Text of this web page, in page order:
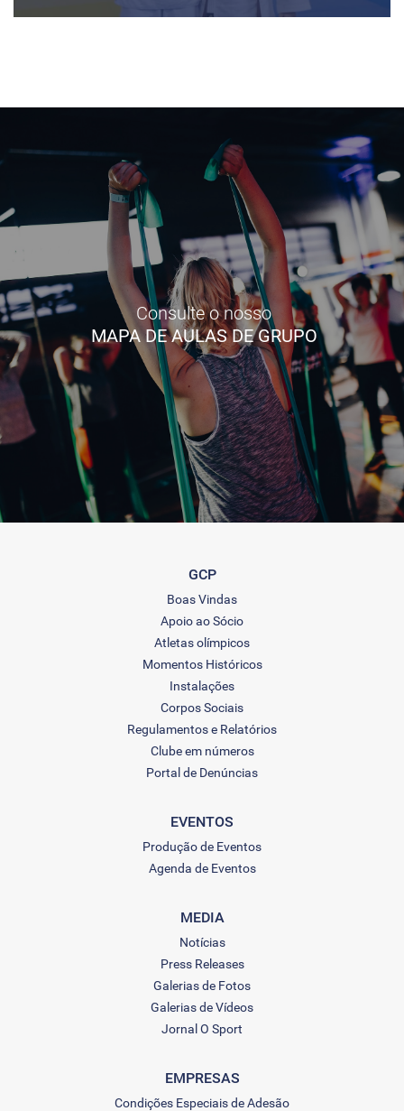
Consulte o nosso
MAPA DE AULAS DE GRUPO
GCP
Boas Vindas
Apoio ao Sócio
Atletas olímpicos
Momentos Históricos
Instalações
Corpos Sociais
Regulamentos e Relatórios
Clube em números
Portal de Denúncias
EVENTOS
Produção de Eventos
Agenda de Eventos
MEDIA
Notícias
Press Releases
Galerias de Fotos
Galerias de Vídeos
Jornal O Sport
EMPRESAS
Condições Especiais de Adesão